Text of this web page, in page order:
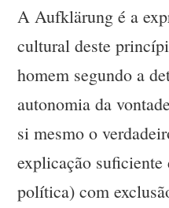
A Aufklärung é a
cultural deste
homem segundo a
autonomia da
si mesmo o
explicação
política) com